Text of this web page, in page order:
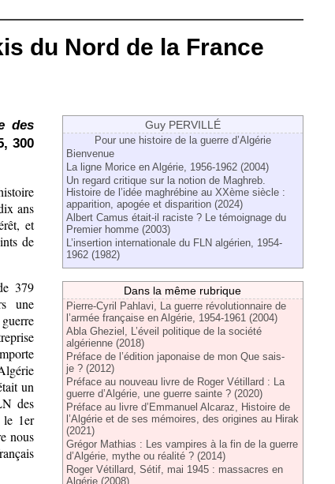
du Nord de la France
Guy PERVILLÉ
Pour une histoire de la guerre d’Algérie
Bienvenue
La ligne Morice en Algérie, 1956-1962 (2004)
Un regard critique sur la notion de Maghreb.
Histoire de l’idée maghrébine au XXème siècle :
apparition, apogée et disparition (2024)
Albert Camus était-il raciste ? Le témoignage du
Premier homme (2003)
L’insertion internationale du FLN algérien, 1954-
1962 (1982)
Dans la même rubrique
Pierre-Cyril Pahlavi, La guerre révolutionnaire de
l’armée française en Algérie, 1954-1961 (2004)
Abla Gheziel, L’éveil politique de la société
algérienne (2018)
Préface de l’édition japonaise de mon Que sais-
je ? (2012)
Préface au nouveau livre de Roger Vétillard : La
guerre d’Algérie, une guerre sainte ? (2020)
Préface au livre d’Emmanuel Alcaraz, Histoire de
l’Algérie et de ses mémoires, des origines au Hirak
(2021)
Grégor Mathias : Les vampires à la fin de la guerre
d’Algérie, mythe ou réalité ? (2014)
Roger Vétillard, Sétif, mai 1945 : massacres en
Algérie (2008)
des
300
ans
et
de
379
une
un
des
le 1er
nous